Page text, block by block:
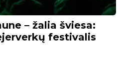
– žalia šviesa:
festivalis